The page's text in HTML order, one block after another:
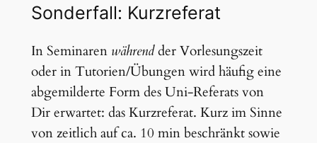
Sonderfall: Kurzreferat
In Seminaren währendder Vorlesungszeit
oder in Tutorien/Übungen wird häufig eine
abgemilderte Form des Uni-Referats von
Dir erwartet: das Kurzreferat. Kurz im Sinne
von zeitlich auf ca. 10 min beschränkt sowie